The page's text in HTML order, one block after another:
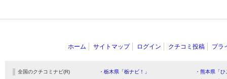
ホーム サイトマップ ログイン クチコミ投稿 プラ
全国のクチコミナビ(R) ・栃木県「栃ナビ！」
・熊本県「